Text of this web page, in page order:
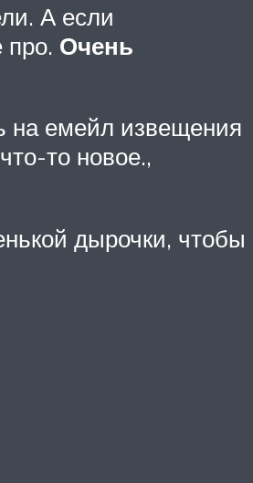
А если
про. Очень
на емейл извещения
то новое.,
дырочки, чтобы